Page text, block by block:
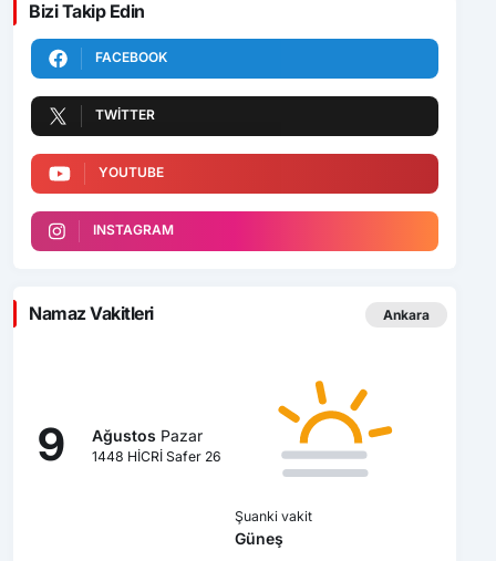
Bizi Takip Edin
FACEBOOK
TWITTER
YOUTUBE
INSTAGRAM
Namaz Vakitleri Ankara
9 Ağustos Pazar
1448 HİCRİ Safer 26
Şuanki vakit
Güneş